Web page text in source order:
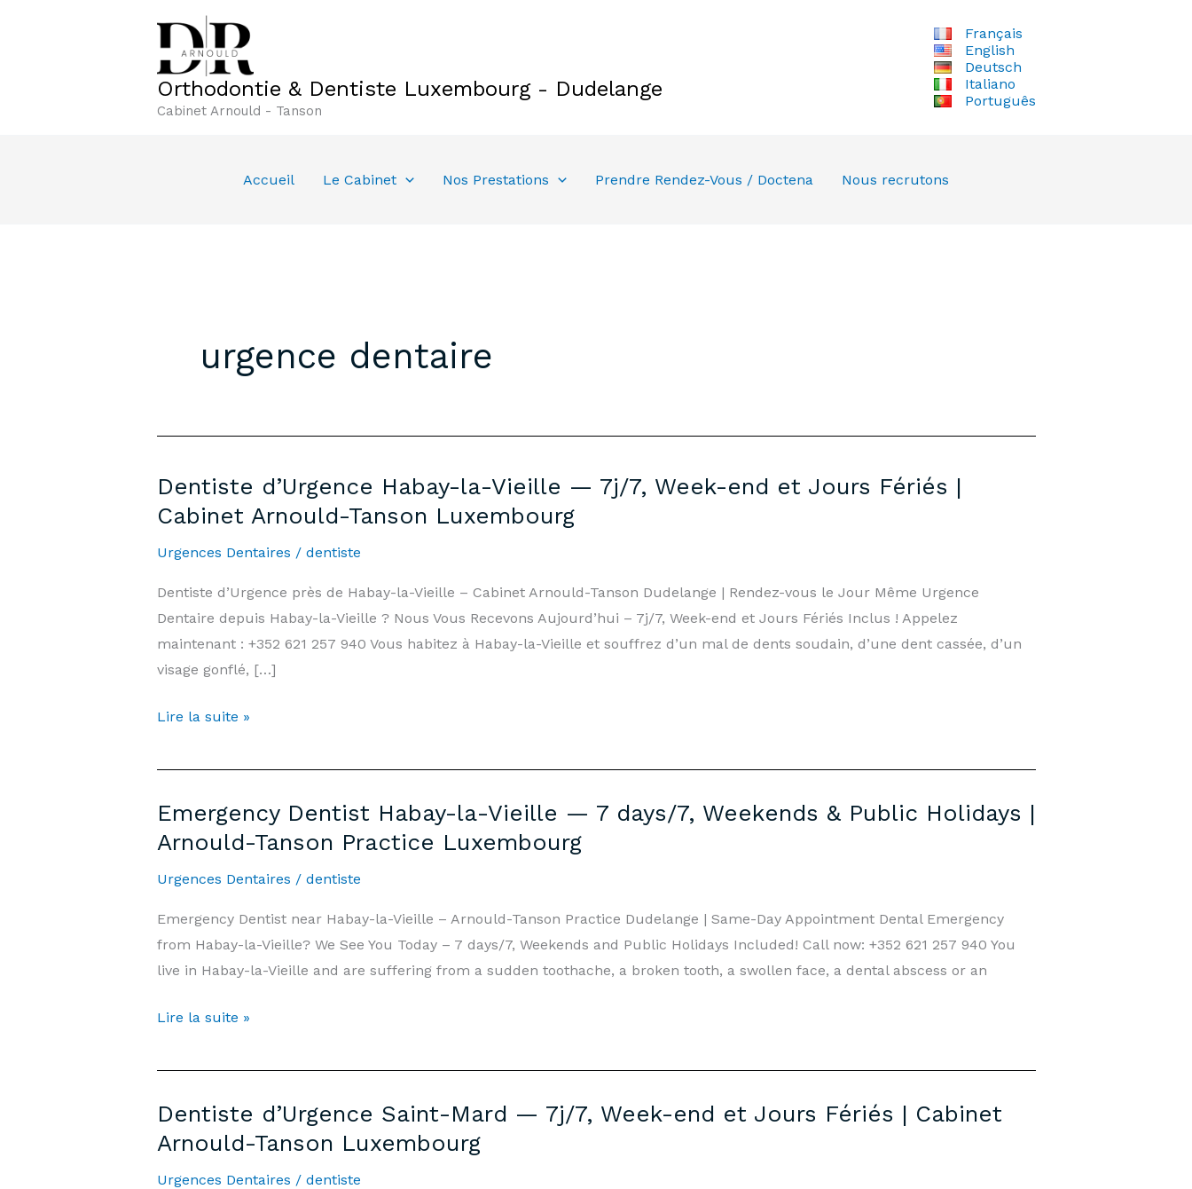
Orthodontie & Dentiste Luxembourg - Dudelange
Cabinet Arnould - Tanson
Français
English
Deutsch
Italiano
Português
Accueil Le Cabinet Nos Prestations Prendre Rendez-Vous / Doctena Nous recrutons
urgence dentaire
Dentiste d’Urgence Habay-la-Vieille — 7j/7, Week-end et Jours Fériés |
Cabinet Arnould-Tanson Luxembourg
Urgences Dentaires / dentiste
Dentiste d’Urgence près de Habay-la-Vieille – Cabinet Arnould-Tanson Dudelange | Rendez-vous le Jour Même Urgence
Dentaire depuis Habay-la-Vieille ? Nous Vous Recevons Aujourd’hui – 7j/7, Week-end et Jours Fériés Inclus ! Appelez
maintenant : +352 621 257 940 Vous habitez à Habay-la-Vieille et souffrez d’un mal de dents soudain, d’une dent cassée, d’un
visage gonflé, […]
Dentiste
Habay-
Vieille
—
end
et
Jours
|
Arnould-
Luxembourg
Lire la suite »
Emergency Dentist Habay-la-Vieille — 7 days/7, Weekends & Public Holidays |
Arnould-Tanson Practice Luxembourg
Urgences Dentaires / dentiste
Emergency Dentist near Habay-la-Vieille – Arnould-Tanson Practice Dudelange | Same-Day Appointment Dental Emergency
from Habay-la-Vieille? We See You Today – 7 days/7, Weekends and Public Holidays Included! Call now: +352 621 257 940 You
live in Habay-la-Vieille and are suffering from a sudden toothache, a broken tooth, a swollen face, a dental abscess or an
Emergency
Habay-
Vieille
—
Lire la suite »
Dentiste d’Urgence Saint-Mard — 7j/7, Week-end et Jours Fériés | Cabinet
Arnould-Tanson Luxembourg
Urgences Dentaires / dentiste